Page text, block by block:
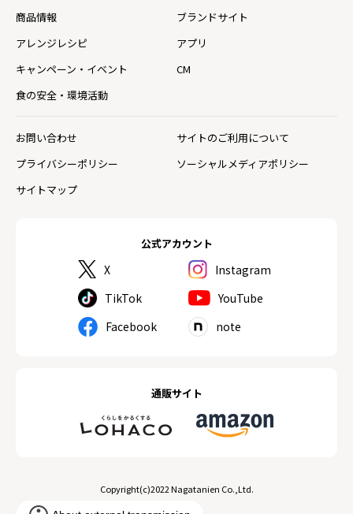
公式アカウント
X
Instagram
TikTok
YouTube
Facebook
note
通販サイト
商品情報
ブランドサイト
アレンジレシピ
アプリ
キャンペーン・イベント
CM
食の安全・環境活動
お問い合わせ
サイトのご利用について
プライバシーポリシー
ソーシャルメディアポリシー
サイトマップ
Copyright(c)2022 Nagatanien Co.,Ltd.